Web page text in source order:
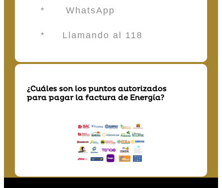
* WhatsApp
* Llamando al 118
¿Cuáles son los puntos autorizados
para pagar la factura de Energía?